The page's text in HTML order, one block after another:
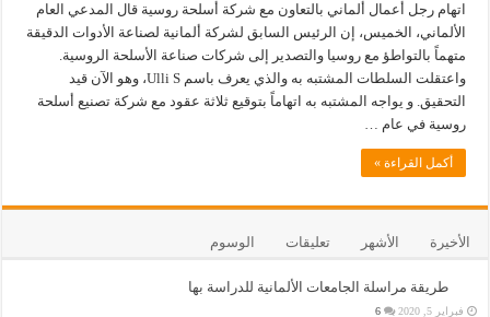
اتهام رجل أعمال ألماني بالتعاون مع شركة أسلحة روسية قال المدعي العام
الألماني، الخميس، إن الرئيس السابق لشركة ألمانية لصناعة الأدوات الدقيقة
متهماً بالتواطؤ مع روسيا والتصدير إلى شركات صناعة الأسلحة الروسية.
واعتقلت السلطات المشتبه به والذي يعرف باسم Ulli S، وهو الآن قيد
التحقيق. و يواجه المشتبه به اتهاماً بتوقيع ثلاثة عقود مع شركة تصنيع أسلحة
روسية في عام …
أكمل القراءة »
الأخيرة الأشهر تعليقات الوسوم
طريقة مراسلة الجامعات الألمانية للدراسة بها
فبراير 5, 2020 6